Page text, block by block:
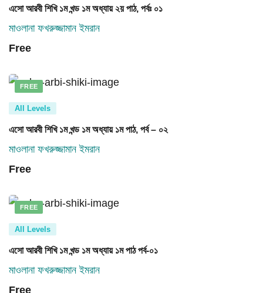
এসো আরবী শিখি ১ম খন্ড ১ম অধ্যায় ২য় পাঠ, পর্বঃ ০১
মাওলানা ফখরুজ্জামান ইমরান
Free
FREE
All Levels
এসো আরবী শিখি ১ম খন্ড ১ম অধ্যায় ১ম পাঠ, পর্ব – ০২
মাওলানা ফখরুজ্জামান ইমরান
Free
FREE
All Levels
এসো আরবী শিখি ১ম খন্ড ১ম অধ্যায় ১ম পাঠ পর্ব-০১
মাওলানা ফখরুজ্জামান ইমরান
Free